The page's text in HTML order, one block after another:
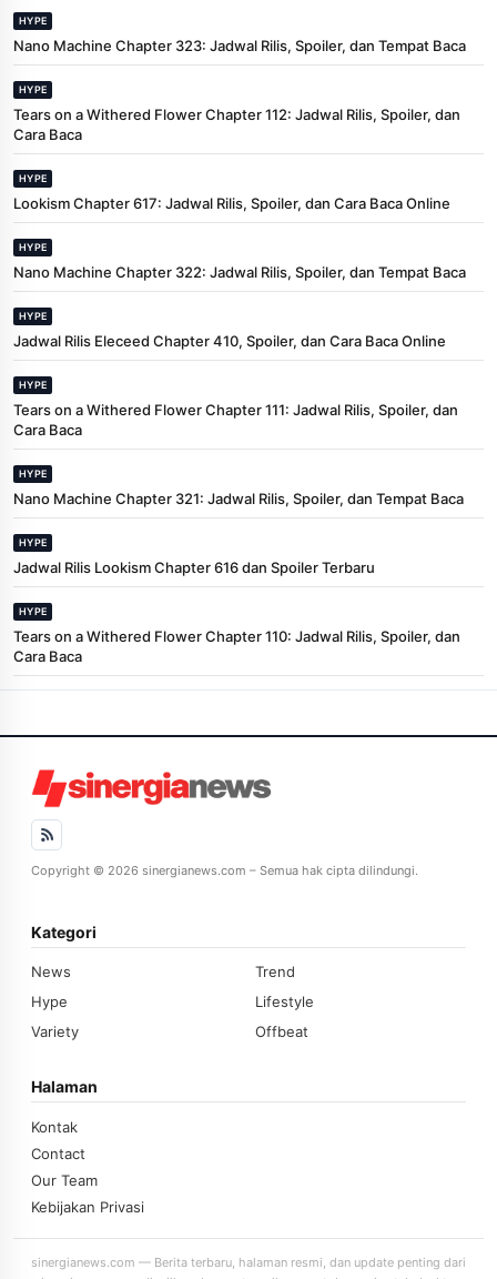
HYPE
Nano Machine Chapter 323: Jadwal Rilis, Spoiler, dan Tempat Baca
HYPE
Tears on a Withered Flower Chapter 112: Jadwal Rilis, Spoiler, dan
Cara Baca
HYPE
Lookism Chapter 617: Jadwal Rilis, Spoiler, dan Cara Baca Online
HYPE
Nano Machine Chapter 322: Jadwal Rilis, Spoiler, dan Tempat Baca
HYPE
Jadwal Rilis Eleceed Chapter 410, Spoiler, dan Cara Baca Online
HYPE
Tears on a Withered Flower Chapter 111: Jadwal Rilis, Spoiler, dan
Cara Baca
HYPE
Nano Machine Chapter 321: Jadwal Rilis, Spoiler, dan Tempat Baca
HYPE
Jadwal Rilis Lookism Chapter 616 dan Spoiler Terbaru
HYPE
Tears on a Withered Flower Chapter 110: Jadwal Rilis, Spoiler, dan
Cara Baca
Copyright © 2026 sinergianews.com – Semua hak cipta dilindungi.
Kategori
News
Trend
Hype
Lifestyle
Variety
Offbeat
Halaman
Kontak
Contact
Our Team
Kebijakan Privasi
sinergianews.com — Berita terbaru, halaman resmi, dan update penting dari